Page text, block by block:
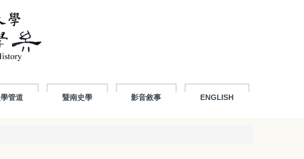
學管道 暨南史學 影音敘事 ENGLISH